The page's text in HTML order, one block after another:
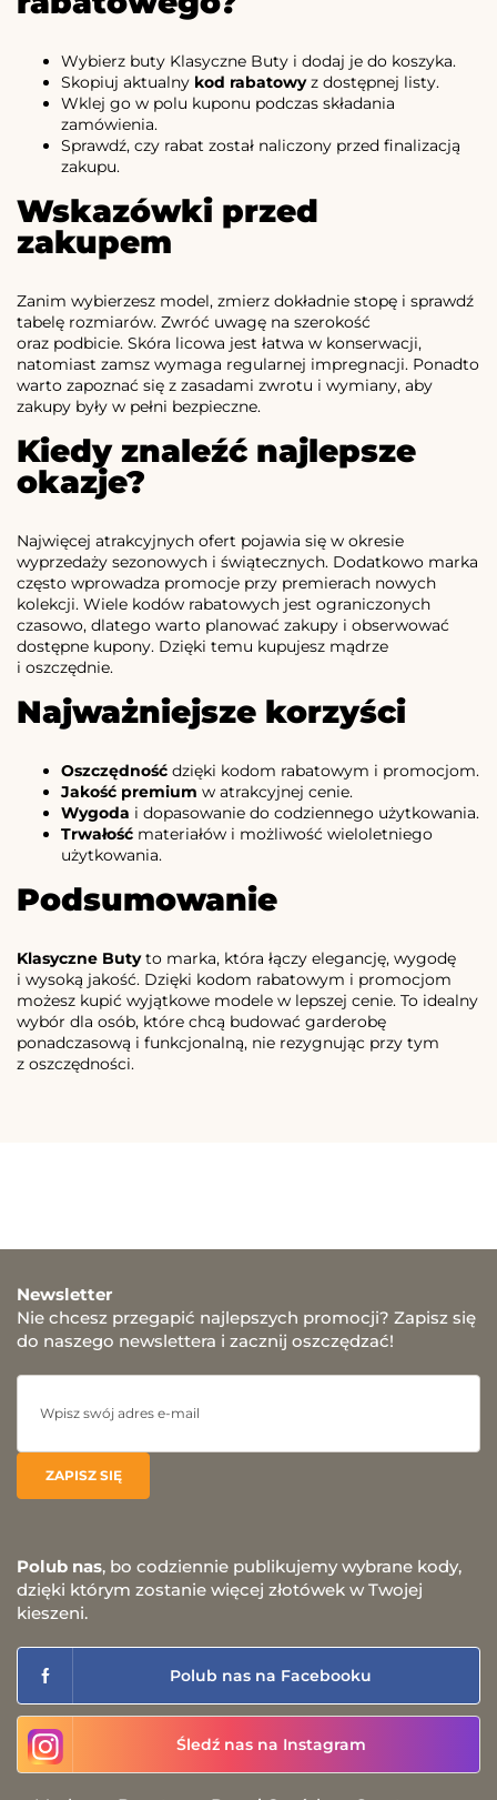
Wybierz buty Klasyczne Buty i dodaj je do koszyka.
Skopiuj aktualny kod rabatowyz dostępnej listy.
Wklej go w polu kuponu podczas składania
zamówienia.
Sprawdź, czy rabat został naliczony przed finalizacją
zakupu.
Wskazówki przed
zakupem
Zanim wybierzesz model, zmierz dokładnie stopę i sprawdź
tabelę rozmiarów. Zwróć uwagę na szerokość
oraz podbicie. Skóra licowa jest łatwa w konserwacji,
natomiast zamsz wymaga regularnej impregnacji. Ponadto
warto zapoznać się z zasadami zwrotu i wymiany, aby
zakupy były w pełni bezpieczne.
Kiedy znaleźć najlepsze
okazje?
Najwięcej atrakcyjnych ofert pojawia się w okresie
wyprzedaży sezonowych i świątecznych. Dodatkowo marka
często wprowadza promocje przy premierach nowych
kolekcji. Wiele kodów rabatowych jest ograniczonych
czasowo, dlatego warto planować zakupy i obserwować
dostępne kupony. Dzięki temu kupujesz mądrze
i oszczędnie.
Najważniejsze korzyści
Oszczędność dzięki kodom rabatowym i promocjom.
Jakość premium w atrakcyjnej cenie.
Wygoda i dopasowanie do codziennego użytkowania.
Trwałość materiałów i możliwość wieloletniego
użytkowania.
Podsumowanie
Klasyczne Butyto marka, która łączy elegancję, wygodę
i wysoką jakość. Dzięki kodom rabatowym i promocjom
możesz kupić wyjątkowe modele w lepszej cenie. To idealny
wybór dla osób, które chcą budować garderobę
ponadczasową i funkcjonalną, nie rezygnując przy tym
z oszczędności.
Newsletter
Nie chcesz przegapić najlepszych promocji? Zapisz się
do naszego newslettera i zacznij oszczędzać!
Polub nas, bo codziennie publikujemy wybrane kody,
dzięki którym zostanie więcej złotówek w Twojej
kieszeni.
Polub nas na Facebooku
Śledź nas na Instagram